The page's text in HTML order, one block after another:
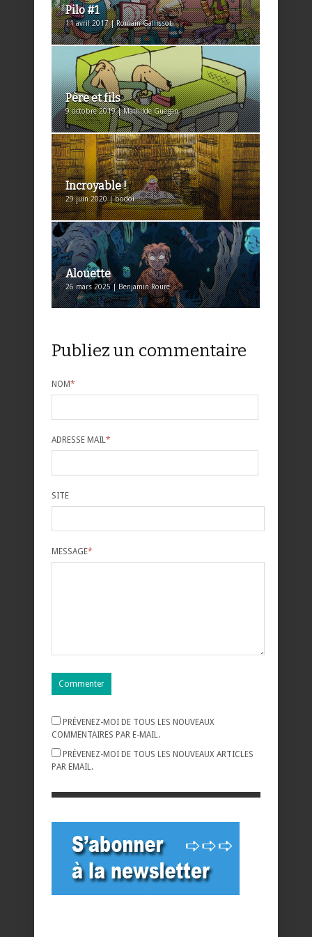
Pilo #1
11 avril 2017 | Romain Gallissot
Père et fils
9 octobre 2019 | Mathilde Guegan
Incroyable !
29 juin 2020 | bodoi
Alouette
26 mars 2025 | Benjamin Roure
Publiez un commentaire
NOM*
ADRESSE MAIL*
SITE
MESSAGE*
PRÉVENEZ-MOI DE TOUS LES NOUVEAUX
COMMENTAIRES PAR E-MAIL.
PRÉVENEZ-MOI DE TOUS LES NOUVEAUX ARTICLES
PAR EMAIL.